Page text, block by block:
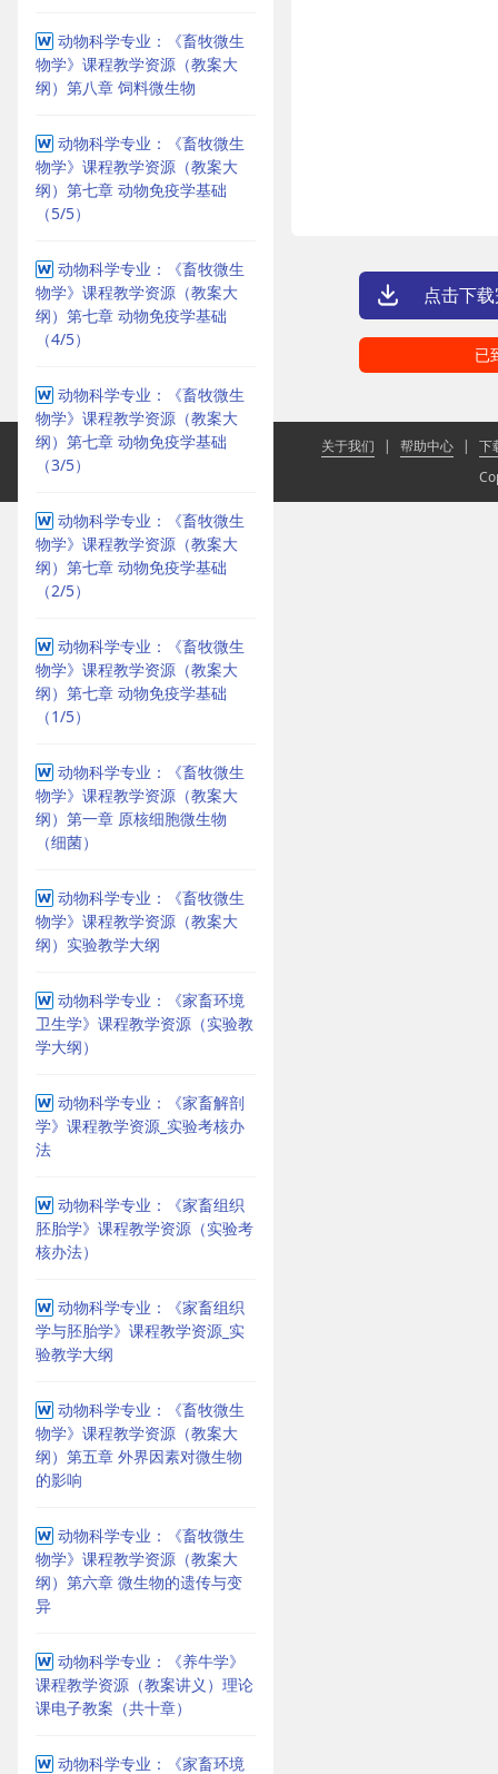
动物科学专业：《畜牧微生
物学》课程教学资源（教案大
纲）第八章 饲料微生物
动物科学专业：《畜牧微生
物学》课程教学资源（教案大
纲）第七章 动物免疫学基础
（5/5）
动物科学专业：《畜牧微生
物学》课程教学资源（教案大
纲）第七章 动物免疫学基础
（4/5）
动物科学专业：《畜牧微生
物学》课程教学资源（教案大
纲）第七章 动物免疫学基础
（3/5）
动物科学专业：《畜牧微生
物学》课程教学资源（教案大
纲）第七章 动物免疫学基础
（2/5）
动物科学专业：《畜牧微生
物学》课程教学资源（教案大
纲）第七章 动物免疫学基础
（1/5）
动物科学专业：《畜牧微生
物学》课程教学资源（教案大
纲）第一章 原核细胞微生物
（细菌）
动物科学专业：《畜牧微生
物学》课程教学资源（教案大
纲）实验教学大纲
动物科学专业：《家畜环境
卫生学》课程教学资源（实验教
学大纲）
动物科学专业：《家畜解剖
学》课程教学资源_实验考核办
法
动物科学专业：《家畜组织
胚胎学》课程教学资源（实验考
核办法）
动物科学专业：《家畜组织
学与胚胎学》课程教学资源_实
验教学大纲
动物科学专业：《畜牧微生
物学》课程教学资源（教案大
纲）第五章 外界因素对微生物
的影响
动物科学专业：《畜牧微生
物学》课程教学资源（教案大
纲）第六章 微生物的遗传与变
异
动物科学专业：《养牛学》
课程教学资源（教案讲义）理论
课电子教案（共十章）
动物科学专业：《家畜环境
点击下
已
关于我们 | 帮助中心 |
下